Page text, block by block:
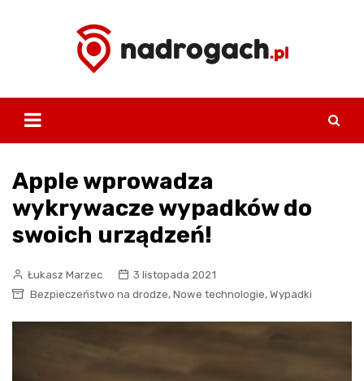
Apple wprowadza
wykrywacze wypadków do
swoich urządzeń!
Łukasz Marzec
3 listopada 2021
Bezpieczeństwo na drodze, Nowe technologie, Wypadki